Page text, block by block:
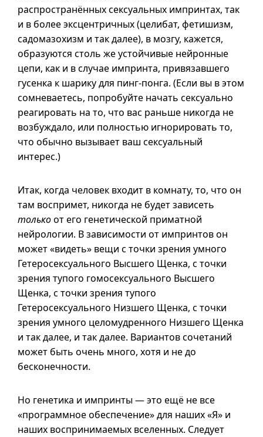
распространённых сексуальных импринтах, так
и в более эксцентричных (целибат, фетишизм,
садомазохизм и так далее), в мозгу, кажется,
образуются столь же устойчивые нейронные
цепи, как и вслучае импринта, привязавшего
гусенка к шарику для пинг-понга. (Если вы в этом
сомневаетесь, попробуйте начать сексуально
реагировать на то, что вас раньше никогда не
возбуждало, или полностью игнорировать то,
что обычно вызывает ваш сексуальный
интерес.)
Итак, когда человек входит в комнату, то, что он
там воспримет, никогда не будет зависеть
толькоот его генетической приматной
нейрологии. В зависимости от импринтов он
может «видеть» вещи с точки зрения умного
Гетеросексуального Высшего Щенка, с точки
зрения тупого гомосексуального Высшего
Щенка, с точки зрения тупого
Гетеросексуального Низшего Щенка, с точки
зрения умного целомудренного Низшего Щенка
и так далее, и так далее. Вариантов сочетаний
может быть очень много, хотя и не до
бесконечности.
Но генетика и импринты — это ещё не все
«программное обеспечение» для наших «Я» и
наших воспринимаемых вселенных. Следует